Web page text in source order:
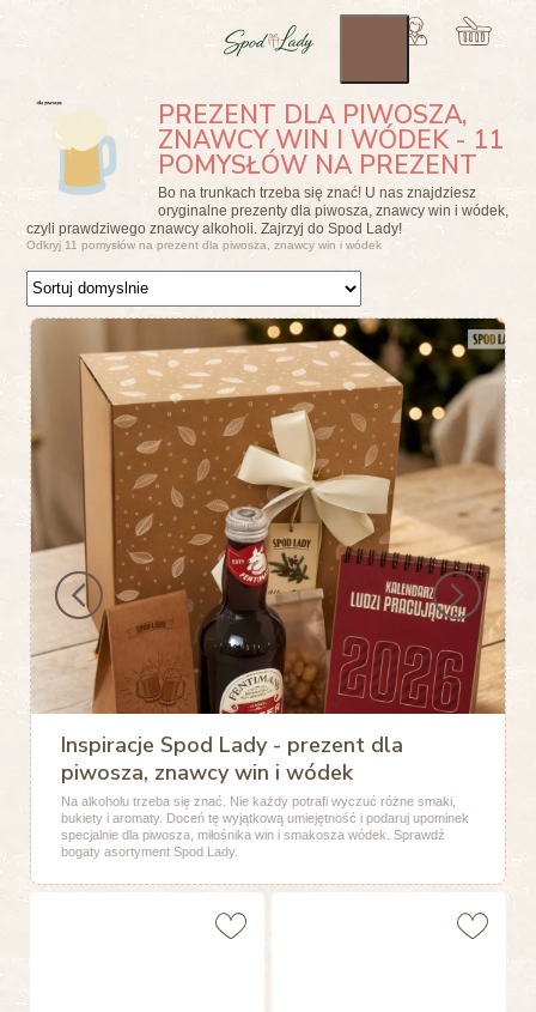
PREZENT DLA PIWOSZA,
ZNAWCY WIN I WÓDEK - 11
POMYSŁÓW NA PREZENT
Bo na trunkach trzeba się znać! U nas znajdziesz
oryginalne prezenty dla piwosza, znawcy win i wódek,
czyli prawdziwego znawcy alkoholi. Zajrzyj do Spod Lady!
Odkryj 11 pomysłów na prezent dla piwosza, znawcy win i wódek
Inspiracje Spod Lady - prezent dla
piwosza, znawcy win i wódek
Na alkoholu trzeba się znać. Nie każdy potrafi wyczuć różne smaki,
bukiety i aromaty. Doceń tę wyjątkową umiejętność i podaruj upominek
specjalnie dla piwosza, miłośnika win i smakosza wódek. Sprawdź
bogaty asortyment Spod Lady.